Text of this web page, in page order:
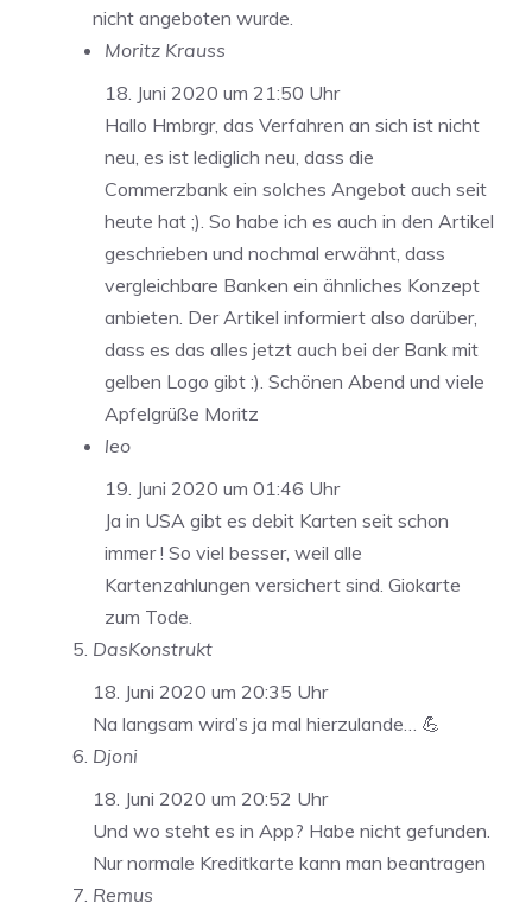
nicht angeboten wurde.
Moritz Krauss
18. Juni 2020 um 21:50 Uhr
Hallo Hmbrgr, das Verfahren an sich ist nicht
neu, es ist lediglich neu, dass die
Commerzbank ein solches Angebot auch seit
heute hat ;). So habe ich es auch in den Artikel
geschrieben und nochmal erwähnt, dass
vergleichbare Banken ein ähnliches Konzept
anbieten. Der Artikel informiert also darüber,
dass es das alles jetzt auch bei der Bank mit
gelben Logo gibt :). Schönen Abend und viele
Apfelgrüße Moritz
leo
19. Juni 2020 um 01:46 Uhr
Ja in USA gibt es debit Karten seit schon
immer ! So viel besser, weil alle
Kartenzahlungen versichert sind. Giokarte
zum Tode.
DasKonstrukt
18. Juni 2020 um 20:35 Uhr
Na langsam wird’s ja mal hierzulande… 💪
Djoni
18. Juni 2020 um 20:52 Uhr
Und wo steht es in App? Habe nicht gefunden.
Nur normale Kreditkarte kann man beantragen
Remus